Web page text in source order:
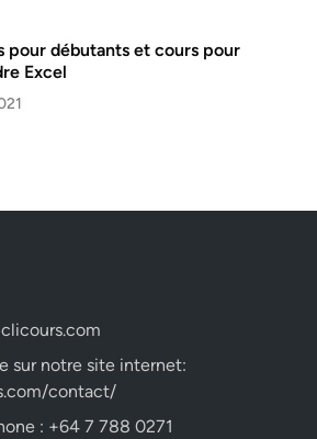
pour débutants et cours pour
Excel
sur notre site internet:
contact/
: +64 7 788 0271